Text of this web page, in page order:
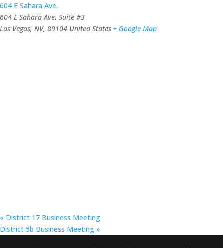
604 E Sahara Ave.
604 E Sahara Ave. Suite #3
Las Vegas, NV, 89104 United States + Google Map
« District 17 Business Meeting
District 5b Business Meeting »